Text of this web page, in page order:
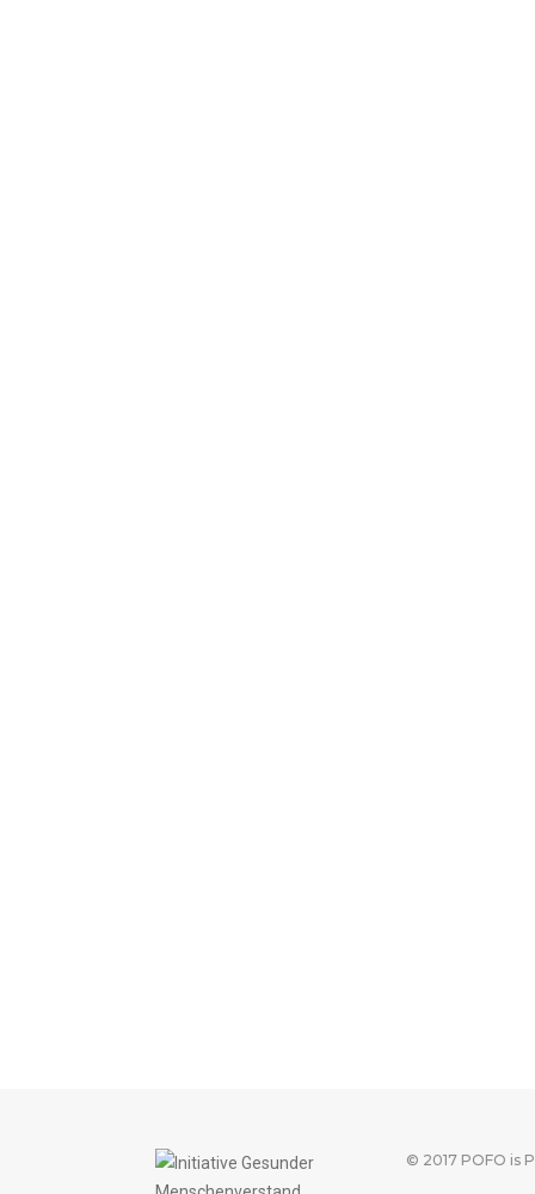
© 2017 POFO is